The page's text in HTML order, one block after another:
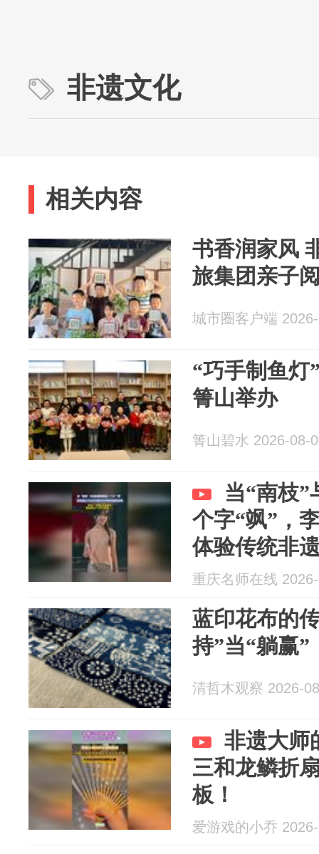
非遗文化
相关内容
书香润家风
旅集团亲子
城市圈客户端
“巧手制鱼灯
箐山举办
箐山碧水 2026-08-
当“南枝”
个字“飒”，
体验传统非
重庆名师在线
蓝印花布的
持”当“躺赢”
清哲木观察 2026-
非遗大师
三和龙鳞折
板！
爱游戏的小乔